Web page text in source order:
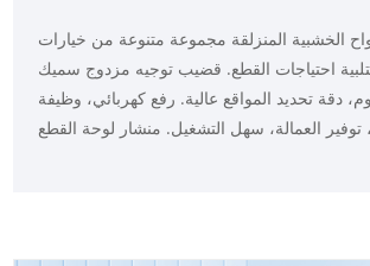
الخشبية المنزلقة مجموعة متنوعة من خيارات
احتياجات القطع. قضيب توجيه مزدوج سميك
دقة تحديد المواقع عالية. رفع كهربائي، وظيفة
العمالة، سهل التشغيل. منشار لوحة القطع